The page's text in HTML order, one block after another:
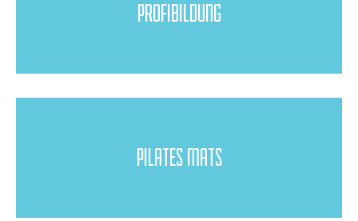
PROFIBILDUNG
PILATES MATS